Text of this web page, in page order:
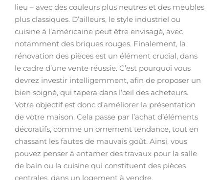
lieu – avec des couleurs plus neutres et des meubles
plus classiques. D’ailleurs, le style industriel ou
cuisine à l’américaine peut être envisagé, avec
notamment des briques rouges. Finalement, la
rénovation des pièces est un élément crucial, dans
le cadre d’une vente réussie. C’est pourquoi vous
devrez investir intelligemment, afin de proposer un
bien soigné, qui tapera dans l’œil des acheteurs.
Votre objectif est donc d’améliorer la présentation
de votre maison. Cela passe par l’achat d’éléments
décoratifs, comme un ornement tendance, tout en
chassant les fautes de mauvais goût. Ainsi, vous
pouvez penser à entamer des travaux pour la salle
de bain ou la cuisine qui constituent des pièces
centrales, dans un logement à vendre.